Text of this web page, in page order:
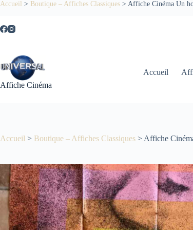
Passer
Accueil > Boutique – Affiches Classiques > Affiche Cinéma Un
Affiche Cinéma
Accueil
Accueil > Boutique – Affiches Classiques > Affiche